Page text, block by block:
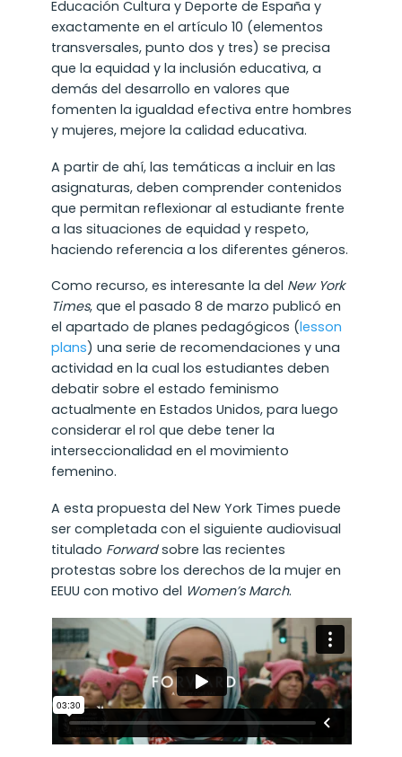
Educación Cultura y Deporte de España y
exactamente en el artículo 10 (elementos
transversales, punto dos y tres) se precisa
que la equidad y la inclusión educativa, a
demás del desarrollo en valores que
fomenten la igualdad efectiva entre hombres
y mujeres, mejore la calidad educativa.
A partir de ahí, las temáticas a incluir en las
asignaturas, deben comprender contenidos
que permitan reflexionar al estudiante frente
a las situaciones de equidad y respeto,
haciendo referencia a los diferentes géneros.
Como recurso, es interesante la del New York
Times, que el pasado 8 de marzo publicó en
el apartado de planes pedagógicos (lesson
plans) una serie de recomendaciones y una
actividad en la cual los estudiantes deben
debatir sobre el estado feminismo
actualmente en Estados Unidos, para luego
considerar el rol que debe tener la
interseccionalidad en el movimiento
femenino.
A esta propuesta del New York Times puede
ser completada con el siguiente audiovisual
titulado Forwardsobre las recientes
protestas sobre los derechos de la mujer en
EEUU con motivo del Women’s March.